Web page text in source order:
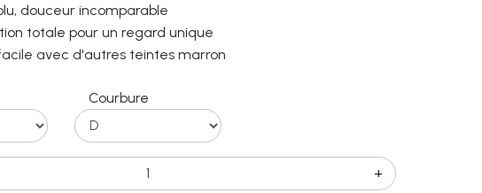
douceur incomparable
totale pour un regard unique
avec d'autres teintes marron
Courbure
+